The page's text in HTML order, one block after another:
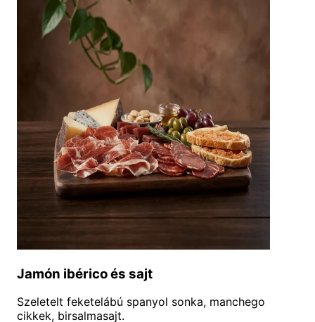
Jamón ibérico és sajt
Szeletelt feketelábú spanyol sonka, manchego
cikkek, birsalmasajt.